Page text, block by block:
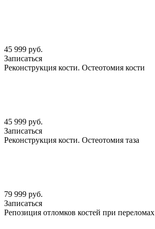
45 999 руб.
Записаться
Реконструкция кости. Остеотомия кости
45 999 руб.
Записаться
Реконструкция кости. Остеотомия таза
79 999 руб.
Записаться
Репозиция отломков костей при переломах